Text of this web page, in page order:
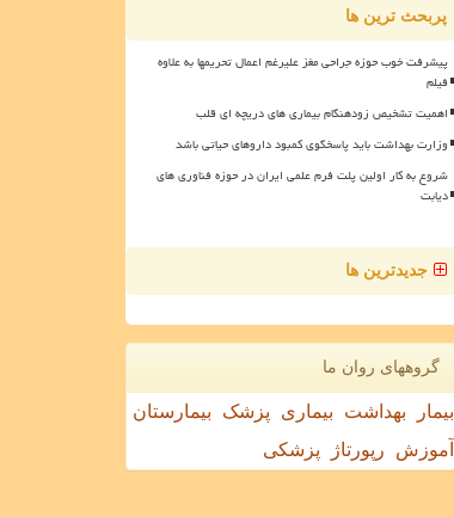
پربحث ترین ها
پیشرفت خوب حوزه جراحی مغز علیرغم اعمال تحریمها به علاوه
فیلم
اهمیت تشخیص زودهنگام بیماری های دریچه ای قلب
وزارت بهداشت باید پاسخگوی کمبود داروهای حیاتی باشد
شروع به کار اولین پلت فرم علمی ایران در حوزه فناوری های
دیابت
جدیدترین ها
گروههای روان ما
بیمار بهداشت بیماری پزشک
بیمارستان
آموزش
رپورتاژ پزشکی